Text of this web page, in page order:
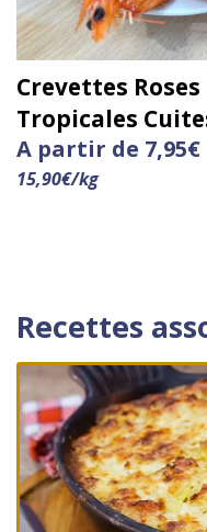
Crevettes Roses
Tropicales
A partir de 7,95€
15,90€/kg
Recettes